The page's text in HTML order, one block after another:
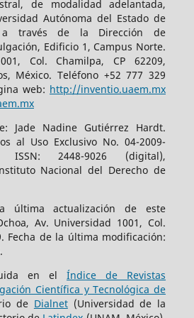
de modalidad adelantada,
Autónoma del Estado de
a través de la Dirección de
Edificio 1, Campus Norte.
Col. Chamilpa, CP 62209,
México. Teléfono +52 777 329
web: http://inventio.uaem.mx
Jade Nadine Gutiérrez Hardt.
al Uso Exclusivo No. 04-2009-
ISSN: 2448-9026 (digital),
Nacional del Derecho de
última actualización de este
Av. Universidad 1001, Col.
Fecha de la última modificación:
en elÍndice de Revistas
Científica y Tecnológica de
de Dialnet(Universidad de la